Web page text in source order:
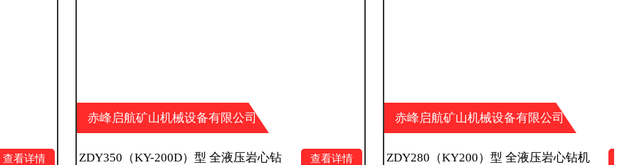
赤峰启航矿山机械设备有限公司
ZDY350（KY-200D）型 全液压岩心钻
查看详情
赤峰启航矿山机械设备有限公司
ZDY280（KY200）型 全液压岩心钻机 查看详情